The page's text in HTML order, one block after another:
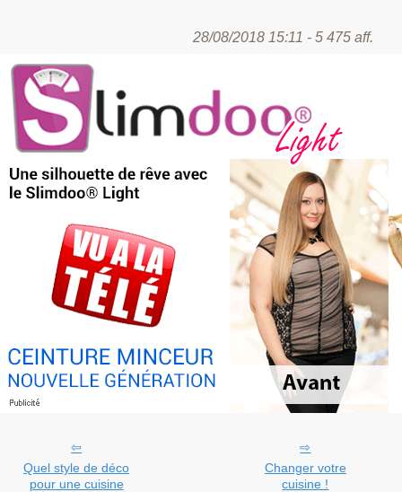
28/08/2018 15:11 - 5 475 aff.
Quel style de déco
pour une cuisine
Changer votre
cuisine !